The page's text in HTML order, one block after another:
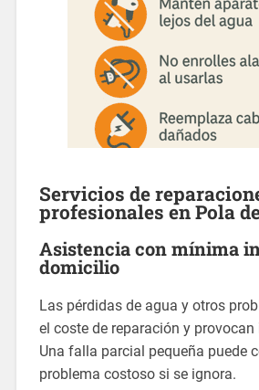
Servicios de
profesionales enPola
Asistencia con mínima
domicilio
Las pérdidas de agua y otros
el coste de reparación y provocan
Una falla parcial pequeña puede
problema costoso si se ignora.